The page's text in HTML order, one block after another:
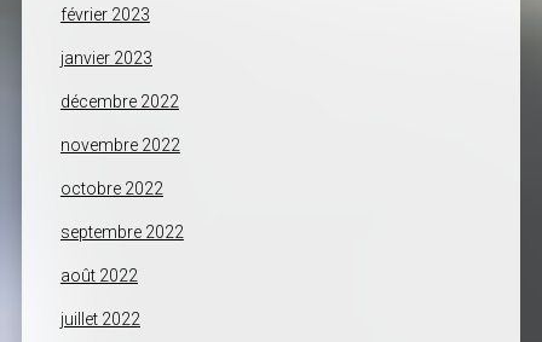
février 2023
janvier 2023
décembre 2022
novembre 2022
octobre 2022
septembre 2022
août 2022
juillet 2022